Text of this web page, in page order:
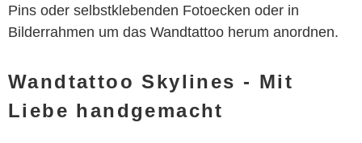
Pins oder selbstklebenden Fotoecken oder in
Bilderrahmen um das Wandtattoo herum anordnen.
Wandtattoo Skylines - Mit
Liebe handgemacht